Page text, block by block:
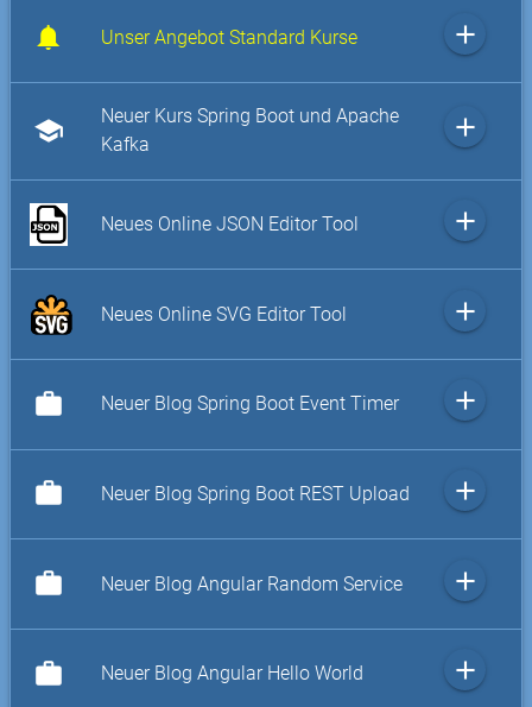
Unser Angebot Standard Kurse add
school
Neuer Kurs Spring Boot und Apache
Kafka
add
Neues Online JSON Editor Tool add
Neues Online SVG Editor Tool add
work Neuer Blog Spring Boot Event Timer add
work Neuer Blog Spring Boot REST Upload add
work Neuer Blog Angular Random Service add
work Neuer Blog Angular Hello World add